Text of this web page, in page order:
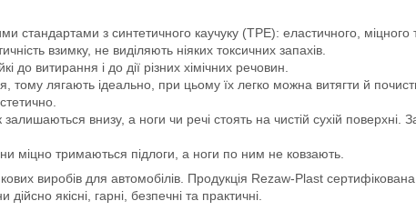
стандартами з синтетичного каучуку (ТРЕ): еластичного, міцного
взимку, не виділяють ніяких токсичних запахів.
до витирання і до дії різних хімічних речовин.
тому лягають ідеально, при цьому їх легко можна витягти й
внизу, а ноги чи речі стоять на чистій сухій поверхні.
міцно тримаються підлоги, а ноги по ним не ковзають.
виробів для автомобілів. Продукція Rezaw-Plast
якісні, гарні, безпечні та практичні.